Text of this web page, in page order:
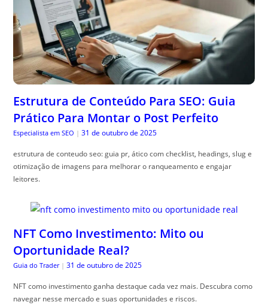
Estrutura de Conteúdo Para SEO: Guia
Prático Para Montar o Post Perfeito
Especialista em SEO | 31 de outubro de 2025
estrutura de conteudo seo: guia pr, ático com checklist, headings, slug e
otimização de imagens para melhorar o ranqueamento e engajar
leitores.
NFT Como Investimento: Mito ou
Oportunidade Real?
Guia do Trader | 31 de outubro de 2025
NFT como investimento ganha destaque cada vez mais. Descubra como
navegar nesse mercado e suas oportunidades e riscos.